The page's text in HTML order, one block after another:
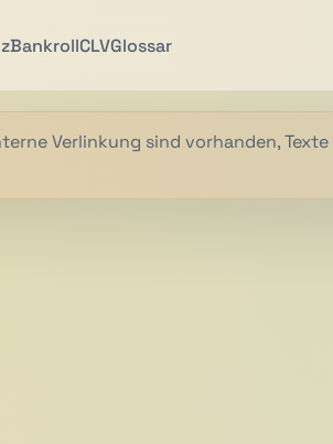
BankrollCLVGlossar
Verlinkung sind vorhanden, Texte